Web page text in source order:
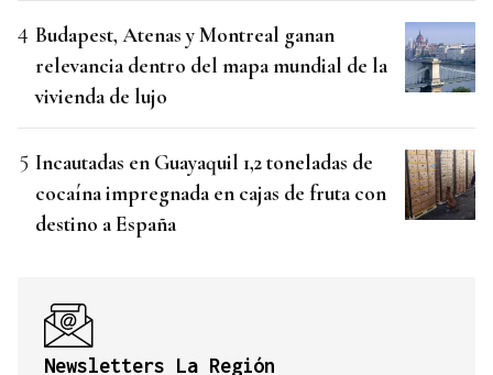
Budapest, Atenas y Montreal ganan
relevancia dentro del mapa mundial de la
vivienda de lujo
Incautadas en Guayaquil 1,2 toneladas de
cocaína impregnada en cajas de fruta con
destino a España
Newsletters La Región